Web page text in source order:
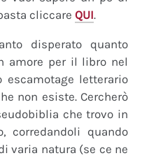
cliccare QUI.
disperato quanto
amore per il libro nel
letterario
non esiste. Cercherò
che trovo in
quando
varia natura (se ce ne